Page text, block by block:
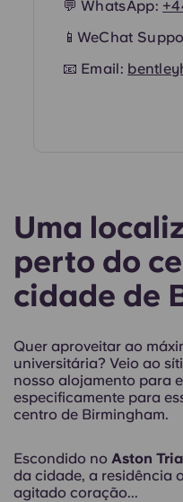
Uma
perto do
cidade de
Quer aproveitar ao
universitária? Veio ao
nosso alojamento para
especificamente para
centro de Birmingham.
Escondido no Aston
da cidade, a residência
agitado coração...
💬 WhatsApp:
📱 WeChat
📧 Email: